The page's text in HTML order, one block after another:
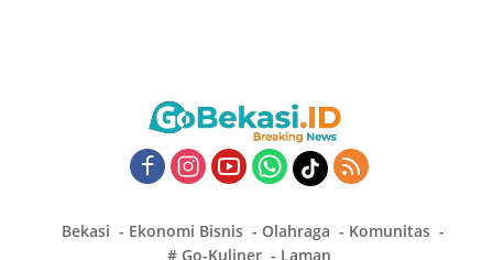
Bekasi Ekonomi Bisnis Olahraga
Komunitas
# Go-Kuliner
Laman